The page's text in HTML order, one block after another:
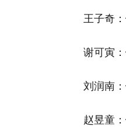
王子奇‌
谢可寅‌
刘润南‌
赵昱童‌